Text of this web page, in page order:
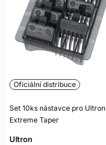
Oficiální distribuce
Set 10ks nástavce pro Ultron
Extreme Taper
Ultron